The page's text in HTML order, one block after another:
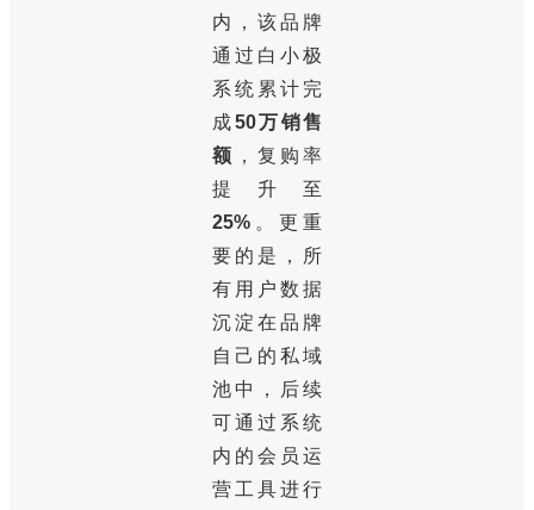
内，该品牌
通过白小极
系统累计完
成50万销售
额 ，复购率
提升至
25% 。更重
要的是，所
有用户数据
沉淀在品牌
自己的私域
池中，后续
可通过系统
内的会员运
营工具进行